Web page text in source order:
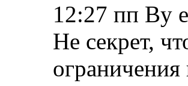
12:27 пп By
Не секрет,